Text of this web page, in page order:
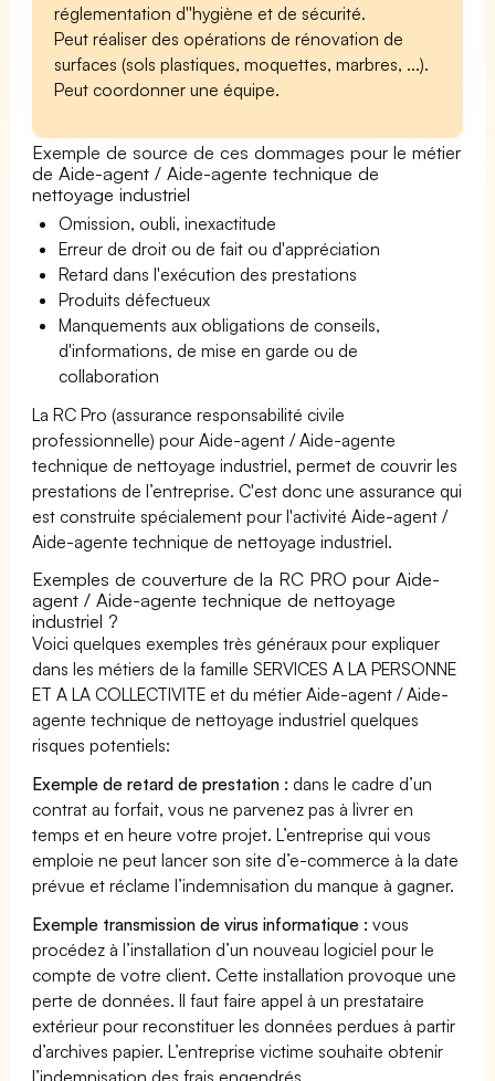
réglementation d''hygiène et de sécurité.
Peut réaliser des opérations de rénovation de
surfaces (sols plastiques, moquettes, marbres, ...).
Peut coordonner une équipe.
Exemple de source de ces dommages pour le métier
de Aide-agent / Aide-agente technique de
nettoyage industriel
Omission, oubli, inexactitude
Erreur de droit ou de fait ou d'appréciation
Retard dans l'exécution des prestations
Produits défectueux
Manquements aux obligations de conseils,
d'informations, de mise en garde ou de
collaboration
La RC Pro (assurance responsabilité civile
professionnelle) pour Aide-agent / Aide-agente
technique de nettoyage industriel, permet de couvrir les
prestations de l’entreprise. C'est donc une assurance qui
est construite spécialement pour l'activité Aide-agent /
Aide-agente technique de nettoyage industriel.
Exemples de couverture de la RC PRO pour Aide-
agent / Aide-agente technique de nettoyage
industriel ?
Voici quelques exemples très généraux pour expliquer
dans les métiers de la famille SERVICES A LA PERSONNE
ET A LA COLLECTIVITE et du métier Aide-agent / Aide-
agente technique de nettoyage industriel quelques
risques potentiels:
Exemple de retard de prestation : dans le cadre d’un
contrat au forfait, vous ne parvenez pas à livrer en
temps et en heure votre projet. L’entreprise qui vous
emploie ne peut lancer son site d’e-commerce à la date
prévue et réclame l’indemnisation du manque à gagner.
Exemple transmission de virus informatique : vous
procédez à l’installation d’un nouveau logiciel pour le
compte de votre client. Cette installation provoque une
perte de données. Il faut faire appel à un prestataire
extérieur pour reconstituer les données perdues à partir
d’archives papier. L’entreprise victime souhaite obtenir
l’indemnisation des frais engendrés.